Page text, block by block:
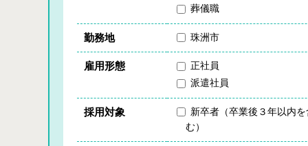
葬儀職
勤務地 珠洲市
雇用形態
正社員
派遣社員
採用対象
新卒者（卒業後３年以内を
む）